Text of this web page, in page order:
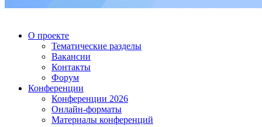
О проекте
Тематические разделы
Вакансии
Контакты
Форум
Конференции
Конференции 2026
Онлайн-форматы
Материалы конференций